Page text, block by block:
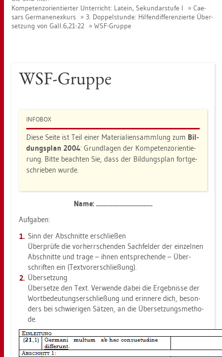
Kom­pe­tenz­ori­en­tier­ter Un­ter­richt: La­tein, Se­kun­dar­stu­fe I
Cae­
sars Ger­ma­nen­ex­kurs
3. Dop­pel­stun­de: Hil­fen­dif­fe­ren­zier­te Über­
set­zung von Gall.6,21-22
WSF-Grup­pe
WSF-Grup­pe
IN­FO­BOX
Diese Seite ist Teil einer Ma­te­ria­li­en­samm­lung zum Bil­
dungs­plan 2004: Grund­la­gen der Kom­pe­tenz­ori­en­tie­
rung. Bitte be­ach­ten Sie, dass der Bil­dungs­plan fort­ge­
schrie­ben wurde.
Name: ......................................
Auf­ga­ben:
Sinn der Ab­schnit­te er­schlie­ßen
Über­prü­fe die vor­herr­schen­den Sach­fel­der der ein­zel­nen
Ab­schnit­te und trage – ihnen ent­spre­chen­de – Über­
schrif­ten ein (Text­vor­er­schlie­ßung).
Über­set­zung
Über­set­ze den Text. Ver­wen­de dabei die Er­geb­nis­se der
Wort­be­deu­tungs­er­schlie­ßung und er­in­ne­re dich, be­son­
ders bei schwie­ri­gen Sät­zen, an die Über­set­zungs­me­tho­
de.